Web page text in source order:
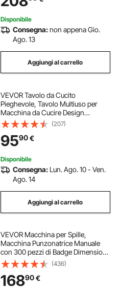
Disponibile
Consegna:non appena Gio.
Ago. 13
Aggiungi al carrello
VEVOR Tavolo da Cucito
Pieghevole, Tavolo Multiuso per
Macchina da Cucire Design
Compatto a Rotelle Piano Vassoio
Portaoggetti, Pioli in Legno Ante
Magnetiche, Mobiletto per
Macchina da Cucire
(207)
9590€
Disponibile
Consegna: Lun. Ago. 10 - Ven.
Ago. 14
Aggiungi al carrello
VEVOR Macchina per Spille,
Macchina Punzonatrice Manuale
con 300 pezzi di Badge Dimensioni
32/58/75mm, Impugnatura
Ergonomica, per Spille
Personalizzate Fai da te, Nero
(436)
16890€